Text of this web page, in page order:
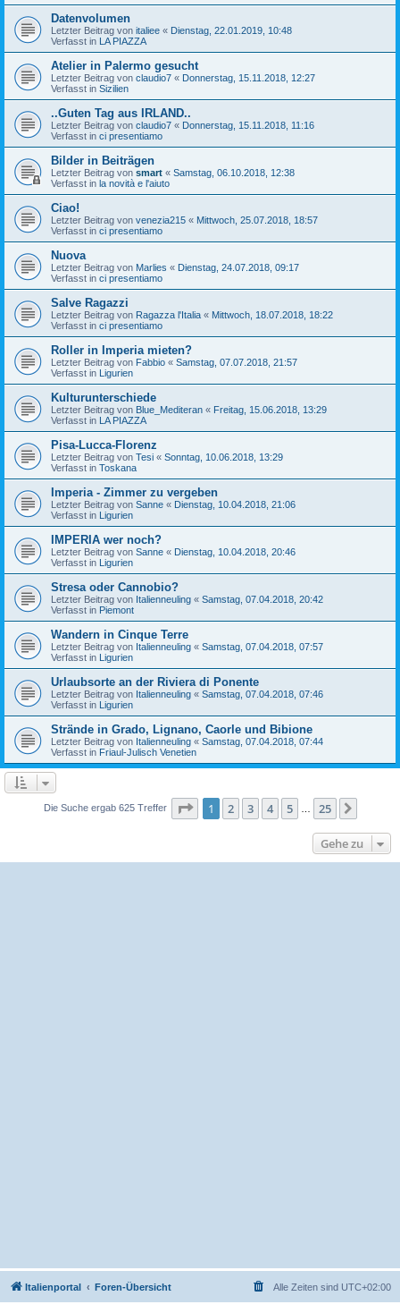
Datenvolumen
Letzter Beitrag von italiee « Dienstag, 22.01.2019, 10:48
Verfasst in LA PIAZZA
Atelier in Palermo gesucht
Letzter Beitrag von claudio7 « Donnerstag, 15.11.2018, 12:27
Verfasst in Sizilien
..Guten Tag aus IRLAND..
Letzter Beitrag von claudio7 « Donnerstag, 15.11.2018, 11:16
Verfasst in ci presentiamo
Bilder in Beiträgen
Letzter Beitrag von smart « Samstag, 06.10.2018, 12:38
Verfasst in la novità e l'aiuto
Ciao!
Letzter Beitrag von venezia215 « Mittwoch, 25.07.2018, 18:57
Verfasst in ci presentiamo
Nuova
Letzter Beitrag von Marlies « Dienstag, 24.07.2018, 09:17
Verfasst in ci presentiamo
Salve Ragazzi
Letzter Beitrag von Ragazza l'Italia « Mittwoch, 18.07.2018, 18:22
Verfasst in ci presentiamo
Roller in Imperia mieten?
Letzter Beitrag von Fabbio « Samstag, 07.07.2018, 21:57
Verfasst in Ligurien
Kulturunterschiede
Letzter Beitrag von Blue_Mediteran « Freitag, 15.06.2018, 13:29
Verfasst in LA PIAZZA
Pisa-Lucca-Florenz
Letzter Beitrag von Tesi « Sonntag, 10.06.2018, 13:29
Verfasst in Toskana
Imperia - Zimmer zu vergeben
Letzter Beitrag von Sanne « Dienstag, 10.04.2018, 21:06
Verfasst in Ligurien
IMPERIA wer noch?
Letzter Beitrag von Sanne « Dienstag, 10.04.2018, 20:46
Verfasst in Ligurien
Stresa oder Cannobio?
Letzter Beitrag von Italienneuling « Samstag, 07.04.2018, 20:42
Verfasst in Piemont
Wandern in Cinque Terre
Letzter Beitrag von Italienneuling « Samstag, 07.04.2018, 07:57
Verfasst in Ligurien
Urlaubsorte an der Riviera di Ponente
Letzter Beitrag von Italienneuling « Samstag, 07.04.2018, 07:46
Verfasst in Ligurien
Strände in Grado, Lignano, Caorle und Bibione
Letzter Beitrag von Italienneuling « Samstag, 07.04.2018, 07:44
Verfasst in Friaul-Julisch Venetien
Die Suche ergab 625 Treffer Seite 1von 25
1 2 3 4 5 25
Gehe zu
Italienportal Foren-Übersicht Alle Zeiten sind UTC+02:00